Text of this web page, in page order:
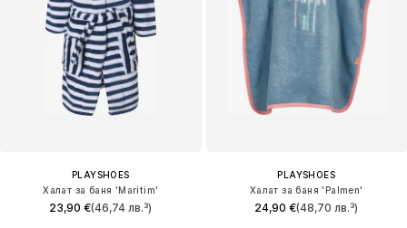
PLAYSHOES
Халат за баня 'Maritim'
23,90 €(46,74 лв.³)
PLAYSHOES
Халат за баня 'Palmen'
24,90 €(48,70 лв.³)